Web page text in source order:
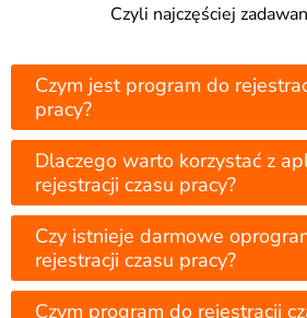
Czyli najczęściej
Czym jest program do
pracy?
Dlaczego warto korzystać z
rejestracji czasu pracy?
Czy istnieje darmowe
rejestracji czasu pracy?
Czym program do rejestracji